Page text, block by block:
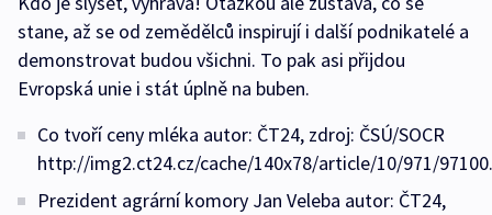
stane, až se od zemědělců inspirují i další podnikatelé a
demonstrovat budou všichni. To pak asi přijdou
Evropská unie i stát úplně na buben.
Co tvoří ceny mléka autor: ČT24, zdroj: ČSÚ/SOCR
http://img2.ct24.cz/cache/140x78/article/10/971/
Prezident agrární komory Jan Veleba autor: ČT24,